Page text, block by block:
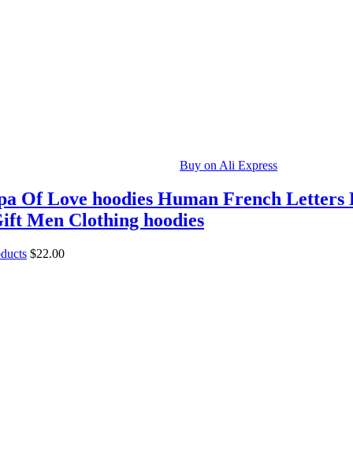
Buy on Ali Express
Of Love hoodies Human French Letters
Men Clothing hoodies
$22.00